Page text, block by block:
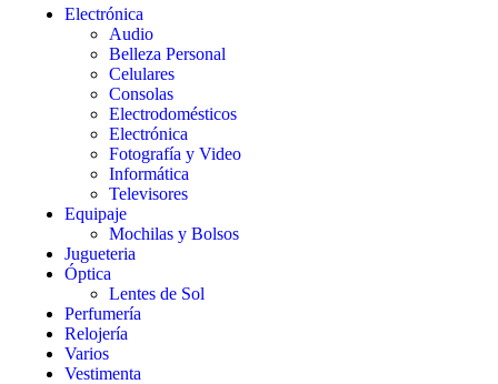
Electrónica
Audio
Belleza Personal
Celulares
Consolas
Electrodomésticos
Electrónica
Fotografía y Video
Informática
Televisores
Equipaje
Mochilas y Bolsos
Jugueteria
Óptica
Lentes de Sol
Perfumería
Relojería
Varios
Vestimenta